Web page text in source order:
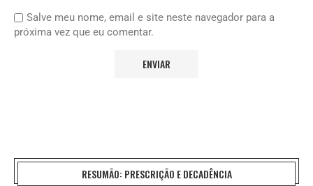
Salve meu nome, email e site neste navegador para a
próxima vez que eu comentar.
RESUMÃO: PRESCRIÇÃO E DECADÊNCIA